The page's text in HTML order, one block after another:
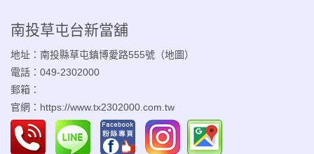
南投草屯台新當舖
地址：南投縣草屯鎮博愛路555號（地圖）
電話：049-2302000
郵箱：
官網： https://www.tx2302000.com.tw